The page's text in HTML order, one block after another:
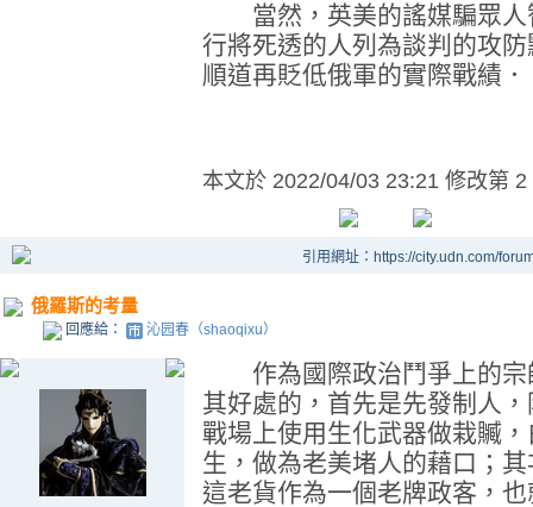
當然，英美的謠媒騙眾人
行將死透的人列為談判的攻
順道再貶低俄軍的實際戰績．
本文於 2022/04/03 23:21 修改第 2
引用網址：https://city.udn.com/
俄羅斯的考量
回應給： 沁园春（shaoqixu）
作為國際政治鬥爭上的宗
其好處的，首先是先發制人
戰場上使用生化武器做栽贓
生，做為老美堵人的藉口；
這老貨作為一個老牌政客，